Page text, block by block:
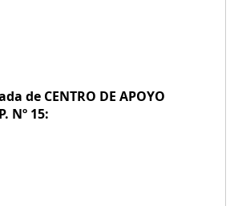
de CENTRO DE APOYO
Nº 15: